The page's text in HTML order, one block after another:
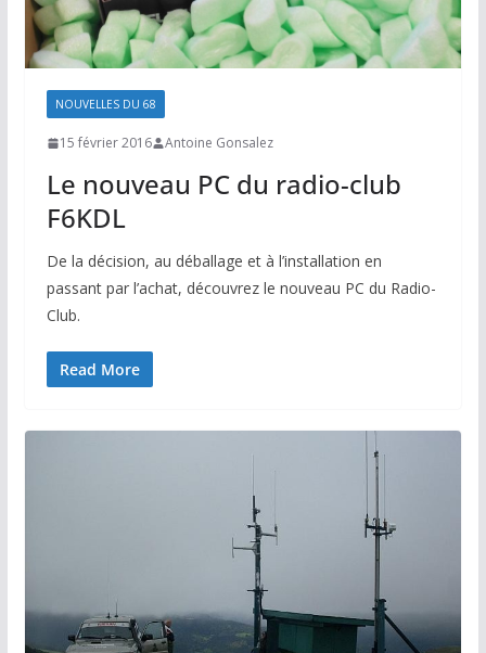
NOUVELLES DU 68
15 février 2016 Antoine Gonsalez
Le nouveau PC du radio-club
F6KDL
De la décision, au déballage et à l’installation en
passant par l’achat, découvrez le nouveau PC du Radio-
Club.
Read More